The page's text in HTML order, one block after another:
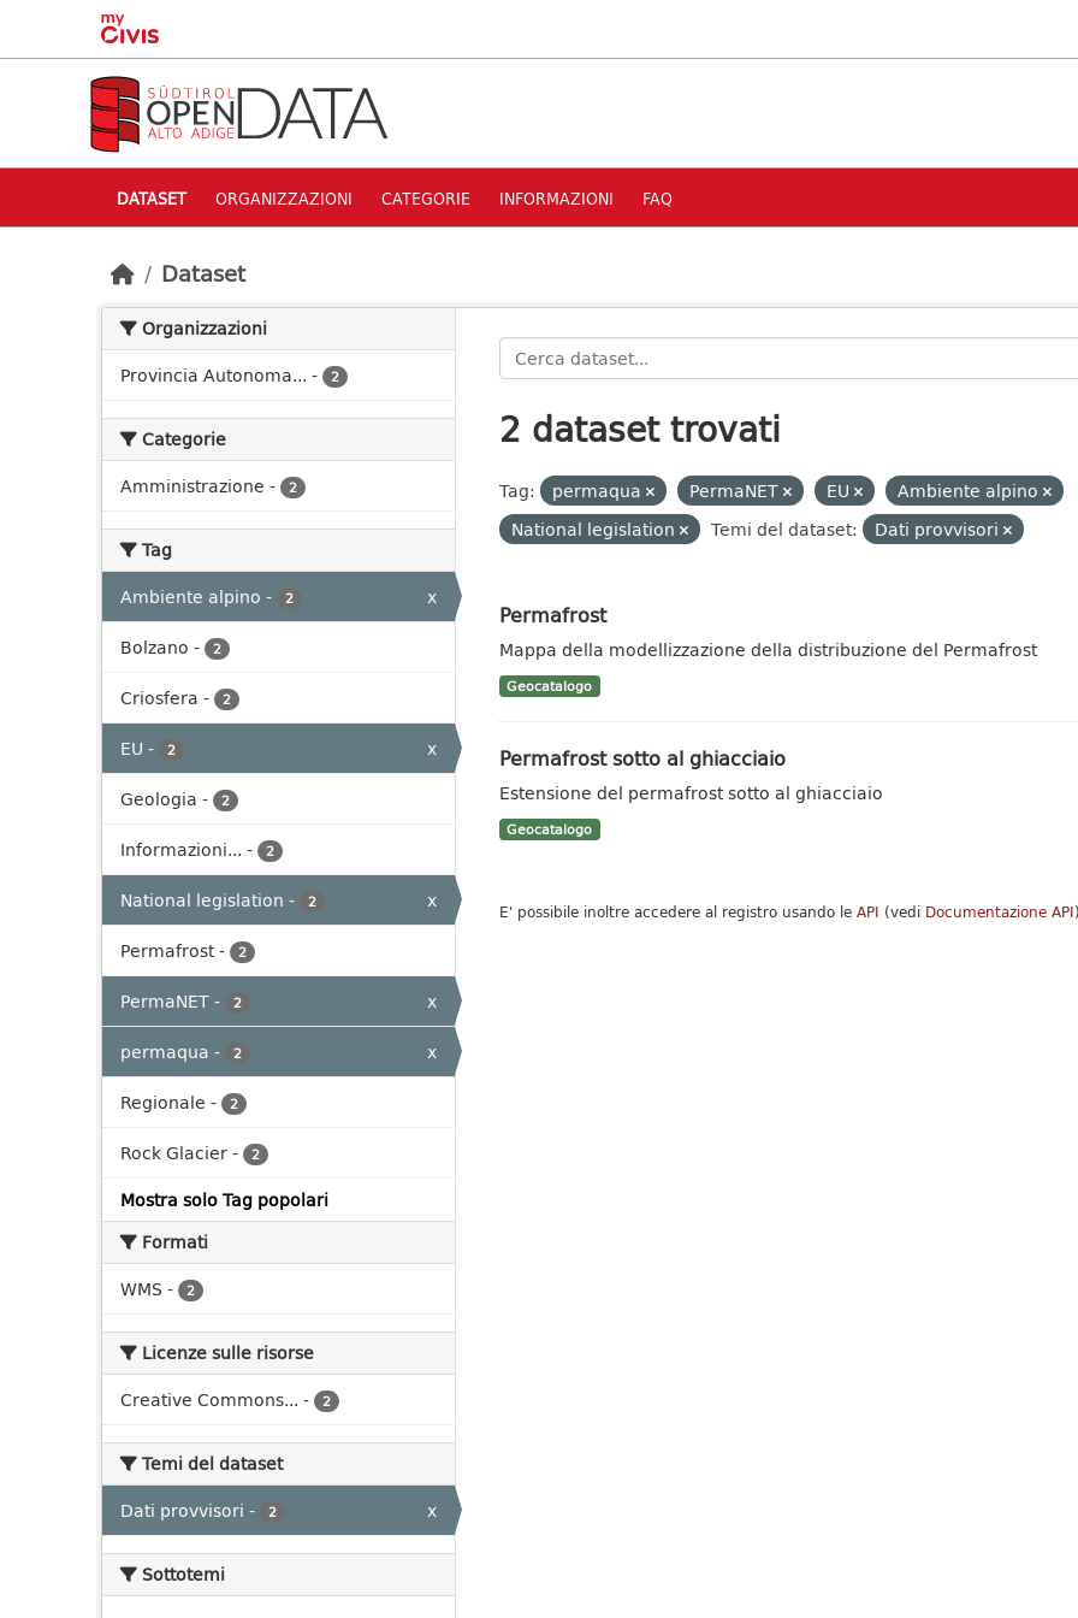
Skip to main content
DATASET ORGANIZZAZIONI CATEGORIE INFORMAZIONI FAQ
Dataset
Organizzazioni
Provincia Autonoma... - 2
Categorie
Amministrazione - 2
Tag
Ambiente alpino - 2
x
Bolzano - 2
Criosfera - 2
EU - 2
x
Geologia - 2
Informazioni... - 2
National legislation - 2
x
Permafrost- 2
PermaNET- 2
x
permaqua - 2
x
Regionale - 2
Rock Glacier- 2
Mostra solo Tag popolari
Formati
WMS - 2
Licenze sulle risorse
Creative Commons... - 2
Temi del dataset
Dati provvisori - 2 x
Sottotemi
2 dataset trovati
Tag: permaqua PermaNET EU
Ambiente alpino
National legislation
Temi del dataset: Dati provvisori
Permafrost
Mappa della modellizzazione della distribuzione del Permafrost
Geocatalogo
Permafrost sotto al ghiacciaio
Estensione del permafrost sotto al ghiacciaio
Geocatalogo
E' possibile inoltre accedere al registro usando le API (vedi Documentazione API